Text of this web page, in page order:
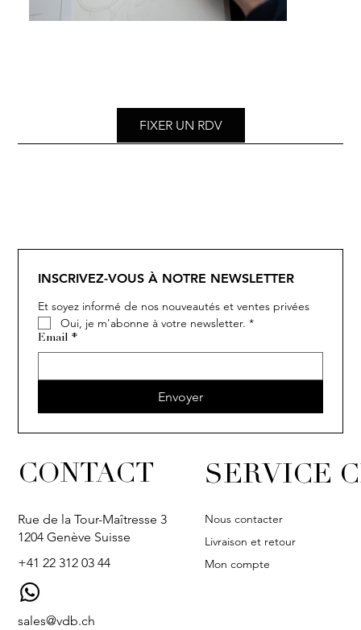
FIXER UN RDV
INSCRIVEZ-VOUS À NOTRE NEWSLETTER
Et soyez informé de nos nouveautés et ventes privées
Oui, je m'abonne à votre newsletter. *
Email *
Envoyer
CONTACT
Rue de la Tour-Maîtresse 3
1204 Genève Suisse
+41 22 312 03 44
sales@vdb.ch
SERVICE
Nous contacter
Livraison et retour
Mon compte